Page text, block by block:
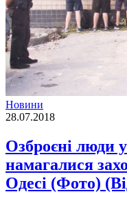
Новини
28.07.2018
Озброєні люди
намагалися
Одесі (Фото)